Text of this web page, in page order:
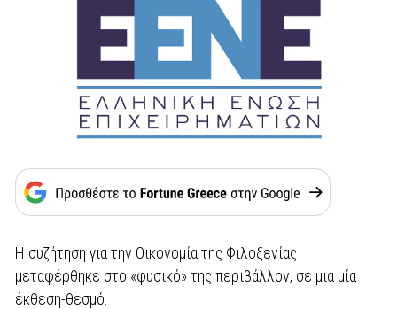
Η συζήτηση για την Οικονομία της Φιλοξενίας
μεταφέρθηκε στο «φυσικό» της περιβάλλον, σε μια μία
έκθεση-θεσμό.